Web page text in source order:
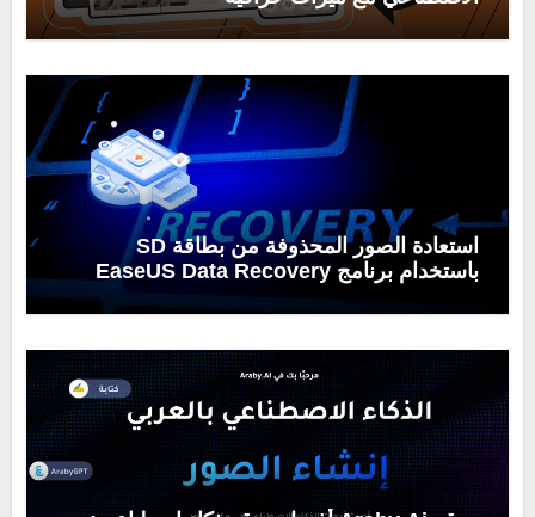
استعادة الصور المحذوفة من بطاقة SD
باستخدام برنامج EaseUS Data Recovery